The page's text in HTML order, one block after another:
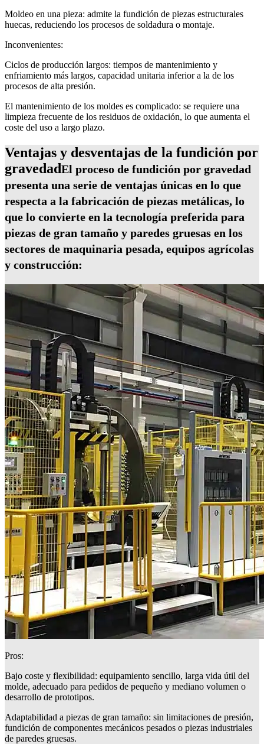
Moldeo en una pieza: admite la fundición de piezas estructurales
huecas, reduciendo los procesos de soldadura o montaje.
Inconvenientes:
Ciclos de producción largos: tiempos de mantenimiento y
enfriamiento más largos, capacidad unitaria inferior a la de los
procesos de alta presión.
El mantenimiento de los moldes es complicado: se requiere una
limpieza frecuente de los residuos de oxidación, lo que aumenta el
coste del uso a largo plazo.
Ventajas y desventajas de la fundición por
gravedadEl proceso de fundición por gravedad
presenta una serie de ventajas únicas en lo que
respecta a la fabricación de piezas metálicas, lo
que lo convierte en la tecnología preferida para
piezas de gran tamaño y paredes gruesas en los
sectores de maquinaria pesada, equipos agrícolas
y construcción:
Pros:
Bajo coste y flexibilidad: equipamiento sencillo, larga vida útil del
molde, adecuado para pedidos de pequeño y mediano volumen o
desarrollo de prototipos.
Adaptabilidad a piezas de gran tamaño: sin limitaciones de presión,
fundición de componentes mecánicos pesados o piezas industriales
de paredes gruesas.